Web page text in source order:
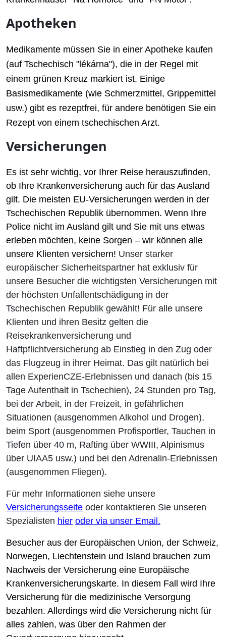
Apotheken
Medikamente müssen Sie in einer Apotheke kaufen
(auf Tschechisch "lékárna"), die in der Regel mit
einem grünen Kreuz markiert ist. Einige
Basismedikamente (wie Schmerzmittel, Grippemittel
usw.) gibt es rezeptfrei, für andere benötigen Sie ein
Rezept von einem tschechischen Arzt.
Versicherungen
Es ist sehr wichtig, vor Ihrer Reise herauszufinden,
ob Ihre Krankenversicherung auch für das Ausland
gilt. Die meisten EU-Versicherungen werden in der
Tschechischen Republik übernommen. Wenn Ihre
Police nicht im Ausland gilt und Sie mit uns etwas
erleben möchten, keine Sorgen – wir können alle
unsere Klienten versichern! Unser starker
europäischer Sicherheitspartner hat exklusiv für
unsere Besucher die wichtigsten Versicherungen mit
der höchsten Unfallentschädigung in der
Tschechischen Republik gewählt! Für alle unsere
Klienten und ihren Besitz gelten die
Reisekrankenversicherung und
Haftpflichtversicherung ab Einstieg in den Zug oder
das Flugzeug in ihrer Heimat. Das gilt natürlich bei
allen ExperienCZE-Erlebnissen und danach (bis 15
Tage Aufenthalt in Tschechien), 24 Stunden pro Tag,
bei der Arbeit, in der Freizeit, in gefährlichen
Situationen (ausgenommen Alkohol und Drogen),
beim Sport (ausgenommen Profisportler, Tauchen in
Tiefen über 40 m, Rafting über WWIII, Alpinismus
über UIAA5 usw.) und bei den Adrenalin-Erlebnissen
(ausgenommen Fliegen).
Für mehr Informationen siehe unsere
Versicherungsseite oder kontaktieren Sie unseren
Spezialisten hier oder via unser Email .
Besucher aus der Europäischen Union, der Schweiz,
Norwegen, Liechtenstein und Island brauchen zum
Nachweis der Versicherung eine Europäische
Krankenversicherungskarte. In diesem Fall wird Ihre
Versicherung für die medizinische Versorgung
bezahlen. Allerdings wird die Versicherung nicht für
alles zahlen, was über den Rahmen der